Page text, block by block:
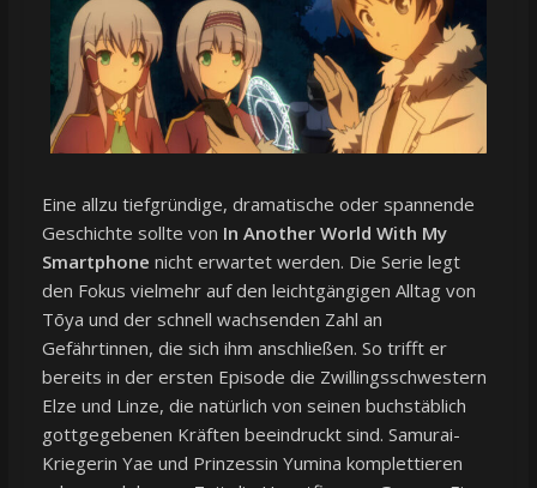
Eine allzu tiefgründige, dramatische oder spannende
Geschichte sollte von In Another World With My
Smartphone nicht erwartet werden. Die Serie legt
den Fokus vielmehr auf den leichtgängigen Alltag von
Tōya und der schnell wachsenden Zahl an
Gefährtinnen, die sich ihm anschließen. So trifft er
bereits in der ersten Episode die Zwillingsschwestern
Elze und Linze, die natürlich von seinen buchstäblich
gottgegebenen Kräften beeindruckt sind. Samurai-
Kriegerin Yae und Prinzessin Yumina komplettieren